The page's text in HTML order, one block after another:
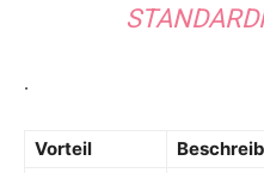
.
Vorteil